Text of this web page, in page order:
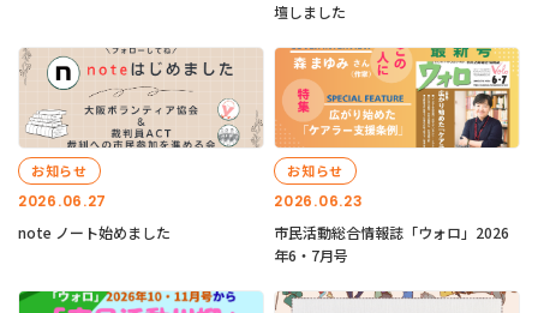
壇しました
2026.06.27
お知らせ
note ノート始めました
2026.06.23
お知らせ
市民活動総合情報誌「ウォロ」2026
年6・7月号